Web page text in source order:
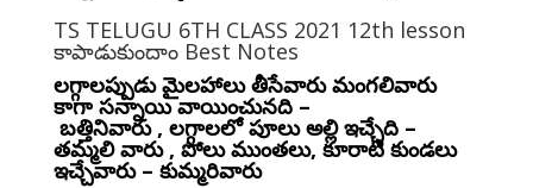
TS TELUGU 6TH CLASS 2021 12th lesson
కాపాడుకుందాం Best Notes
లగ్గాలప్పుడు మైలహాలు తీసేవారు మంగలివారు
కాగా సన్నాయి వాయించునది –
బత్తినివారు , లగ్గాలలో పూలు అల్లి ఇచ్చేది –
తమ్మలి వారు , పోలు ముంతలు, కూరాటి కుండలు
ఇచ్చేవారు – కుమ్మరివారు